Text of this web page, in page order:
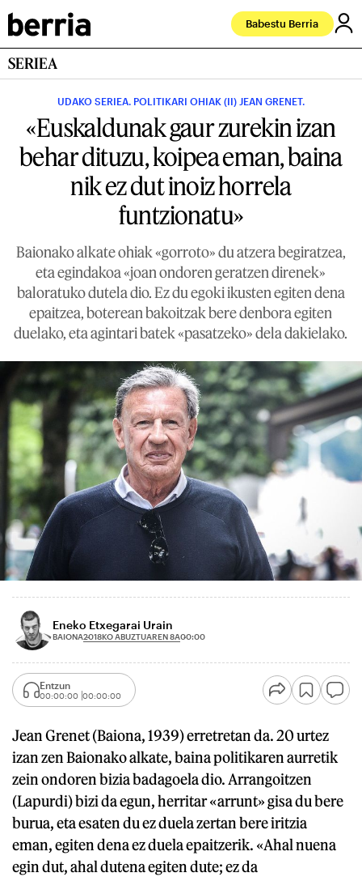
Babestu Berria
SERIEA
UDAKO SERIEA. POLITIKARI OHIAK (II) JEAN GRENET.
«Euskaldunak gaur zurekin izan
behar dituzu, koipea eman, baina
nik ez dut inoiz horrela
funtzionatu»
Baionako alkate ohiak «gorroto» du atzera begiratzea,
eta egindakoa «joan ondoren geratzen direnek»
baloratuko dutela dio. Ez du egoki ikusten egiten dena
epaitzea, boterean bakoitzak bere denbora egiten
duelako, eta agintari batek «pasatzeko» dela dakielako.
Eneko Etxegarai Urain
BAIONA2018KO ABUZTUAREN 8A00:00
Entzun
00:00:00 00:00:00
Jean Grenet (Baiona, 1939) erretretan da. 20 urtez
izan zen Baionako alkate, baina politikaren aurretik
zein ondoren bizia badagoela dio. Arrangoitzen
(Lapurdi) bizi da egun, herritar «arrunt» gisa du bere
burua, eta esaten du ez duela zertan bere iritzia
eman, egiten dena ez duela epaitzerik. «Ahal nuena
egin dut, ahal dutena egiten dute; ez da